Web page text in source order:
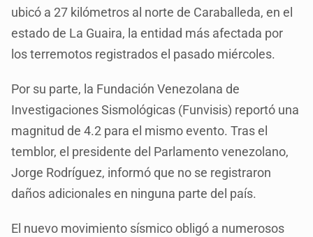
ubicó a 27 kilómetros al norte de Caraballeda, en el
estado de La Guaira, la entidad más afectada por
los terremotos registrados el pasado miércoles.
Por su parte, la Fundación Venezolana de
Investigaciones Sismológicas (Funvisis) reportó una
magnitud de 4.2 para el mismo evento. Tras el
temblor, el presidente del Parlamento venezolano,
Jorge Rodríguez, informó que no se registraron
daños adicionales en ninguna parte del país.
El nuevo movimiento sísmico obligó a numerosos